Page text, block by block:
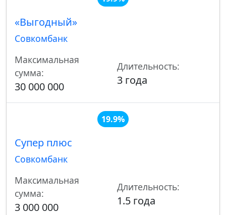
«Выгодный»
Совкомбанк
Максимальная
сумма:
30 000 000
Длительность:
3 года
19.9%
Супер плюс
Совкомбанк
Максимальная
сумма:
3 000 000
Длительность:
1.5 года